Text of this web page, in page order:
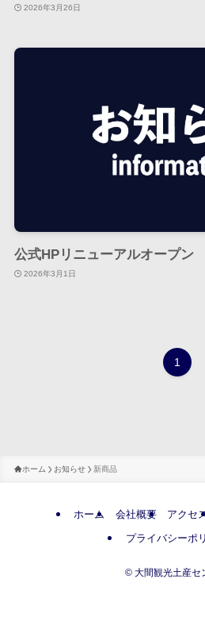
2026年3月26日
公式HPリニューアルオープン
2026年3月1日
1
ホーム お知らせ 新商品
ホーム 会社概要 アクセ
プライバシーポ
© 大間観光土産セ